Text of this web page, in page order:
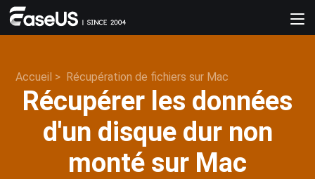
Accueil > Récupération de fichiers sur Mac
Récupérer les données
d'un disque dur non
monté sur Mac